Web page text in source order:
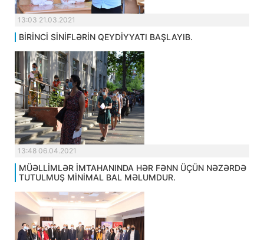
13:03 21.03.2021
BİRİNCİ SİNİFLƏRİN QEYDİYYATI BAŞLAYIB.
13:48 06.04.2021
MÜƏLLİMLƏR İMTAHANINDA HƏR FƏNN ÜÇÜN NƏZƏRDƏ
TUTULMUŞ MİNİMAL BAL MƏLUMDUR.